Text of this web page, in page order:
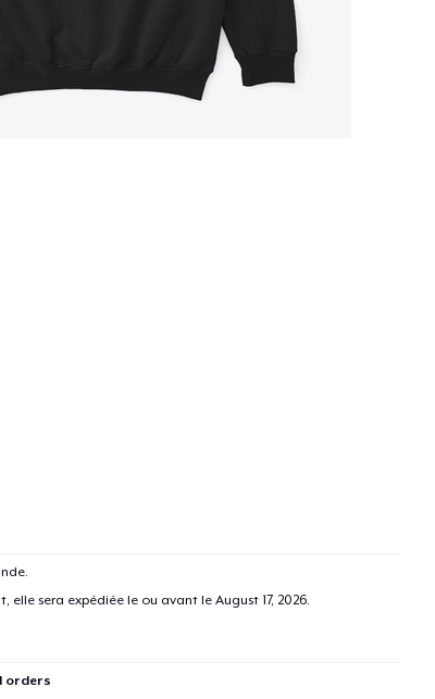
elle sera expédiée le ou avant le August 17, 2026.
orders